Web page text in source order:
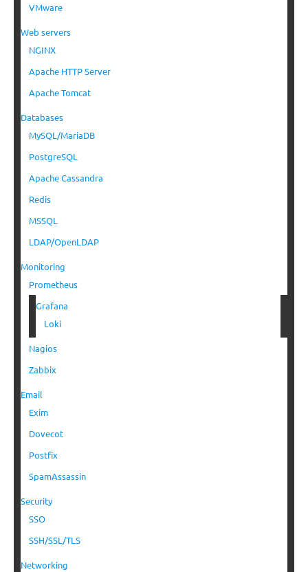
VMware
Web servers
NGINX
Apache HTTP Server
Apache Tomcat
Databases
MySQL/MariaDB
PostgreSQL
Apache Cassandra
Redis
MSSQL
LDAP/OpenLDAP
Monitoring
Prometheus
Grafana
Loki
Nagios
Zabbix
Email
Exim
Dovecot
Postfix
SpamAssassin
Security
SSO
SSH/SSL/TLS
Networking